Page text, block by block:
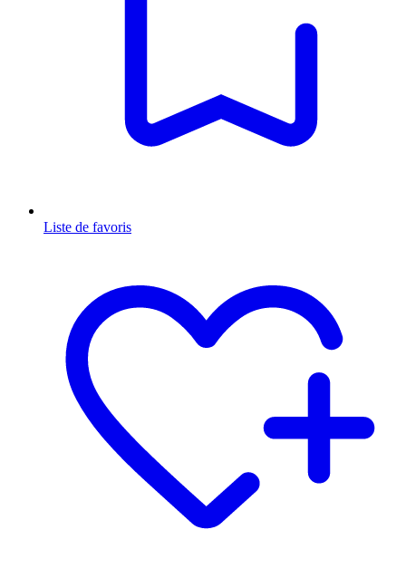
Liste de favoris